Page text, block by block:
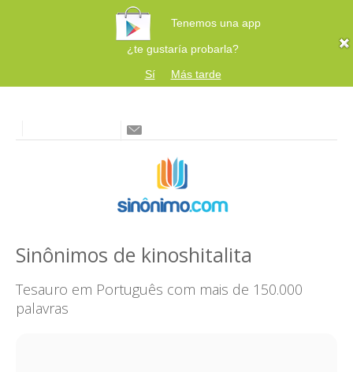
Tenemos una app
¿te gustaría probarla?
Sí
Más tarde
Sinônimos de kinoshitalita
Tesauro em Português com mais de 150.000
palavras